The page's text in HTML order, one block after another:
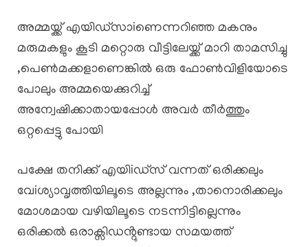
അമ്മയ്ക്ക് എയിഡ്സാiണെന്നറിഞ്ഞ മകനും
മരുമകളും കൂടി മറ്റൊരു വീട്ടിലേയ്ക്ക് മാറി താമസിച്ചു
,പെൺമക്കളാണെങ്കിൽ ഒരു ഫോൺവിളിയോടെ
പോലും അമ്മയെക്കുറിച്ച്
അന്വേഷിക്കാതായപ്പോൾ അവർ തീർത്തും
ഒറ്റപ്പെട്ടു പോയി
പക്ഷേ തനിക്ക് എയിiഡ്സ് വന്നത് ഒരിക്കലും
വേiശ്യാവൃത്തിയിലൂടെ അല്ലന്നും ,താനൊരിക്കലും
മോശമായ വഴിയിലൂടെ നടന്നിട്ടില്ലെന്നും
ഒരിക്കൽ ഒരാക്സിഡൻ്റുണ്ടായ സമയത്ത്